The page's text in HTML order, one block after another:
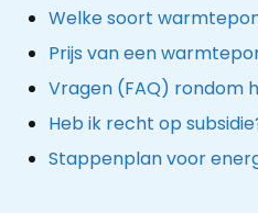
Welke soort
Prijs van een
Vragen (FAQ) rondom
Heb ik recht op
Stappenplan voor